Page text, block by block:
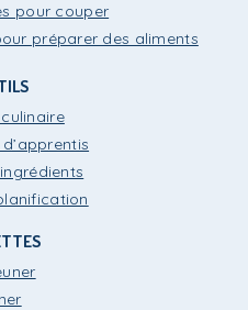
pour couper
préparer des aliments